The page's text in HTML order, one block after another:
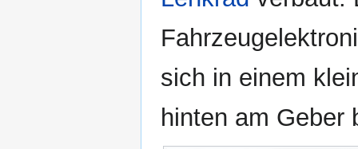
sich in einem
hinten am Geber